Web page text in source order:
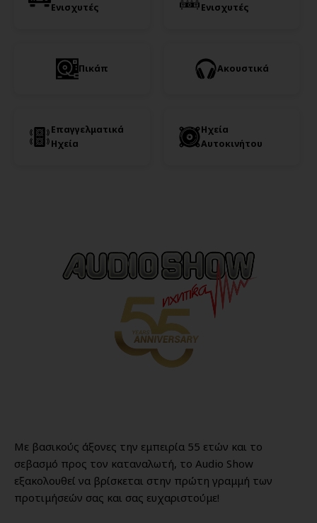
Ενισχυτές
Ενισχυτές
Πικάπ Ακουστικά
Επαγγελματικά
Ηχεία
Ηχεία
Αυτοκινήτου
Με βασικούς άξονες την εμπειρία 55 ετών και το
σεβασμό προς τον καταναλωτή, το Audio Show
εξακολουθεί να βρίσκεται στην πρώτη γραμμή των
προτιμήσεών σας και σας ευχαριστούμε!